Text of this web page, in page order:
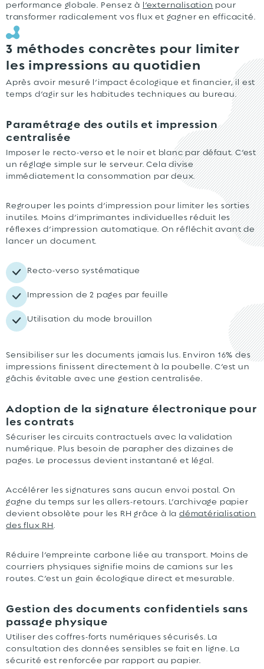
performance globale. Pensez à l’externalisation pour
transformer radicalement vos flux et gagner en efficacité.
3 méthodes concrètes pour limiter
les impressions au quotidien
Après avoir mesuré l’impact écologique et financier, il est
temps d’agir sur les habitudes techniques au bureau.
Paramétrage des outils et impression
centralisée
Imposer le recto-verso et le noir et blanc par défaut. C’est
un réglage simple sur le serveur. Cela divise
immédiatement la consommation par deux.
Regrouper les points d’impression pour limiter les sorties
inutiles. Moins d’imprimantes individuelles réduit les
réflexes d’impression automatique. On réfléchit avant de
lancer un document.
Recto-verso systématique
Impression de 2 pages par feuille
Utilisation du mode brouillon
Sensibiliser sur les documents jamais lus. Environ 16% des
impressions finissent directement à la poubelle. C’est un
gâchis évitable avec une gestion centralisée.
Adoption de la signature électronique pour
les contrats
Sécuriser les circuits contractuels avec la validation
numérique. Plus besoin de parapher des dizaines de
pages. Le processus devient instantané et légal.
Accélérer les signatures sans aucun envoi postal. On
gagne du temps sur les allers-retours. L’archivage papier
devient obsolète pour les RH grâce à la dématérialisation
des flux RH.
Réduire l’empreinte carbone liée au transport. Moins de
courriers physiques signifie moins de camions sur les
routes. C’est un gain écologique direct et mesurable.
Gestion des documents confidentiels sans
passage physique
Utiliser des coffres-forts numériques sécurisés. La
consultation des données sensibles se fait en ligne. La
sécurité est renforcée par rapport au papier.